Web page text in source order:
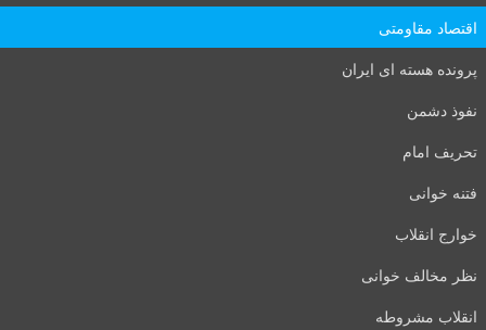
اقتصاد مقاومتی
پرونده هسته ای ایران
نفوذ دشمن
تحریف امام
فتنه خوانی
خوارج انقلاب
نظر مخالف خوانی
انقلاب مشروطه